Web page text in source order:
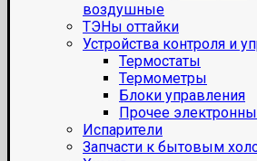
воздушные
ТЭНы оттайки
Устройства контроля и
Термостаты
Термометры
Блоки управления
Прочее
Испарители
Запчасти к бытовым